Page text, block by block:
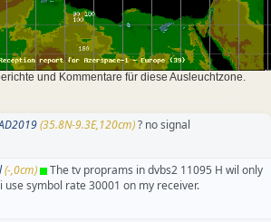
und Kommentare für diese Ausleuchtzone.
(35.8N-9.3E,120cm)? no signal
(-,0cm)
The tv proprams in dvbs2 11095 H wil only
use symbol rate 30001 on my receiver.